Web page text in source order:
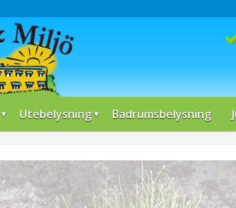
Utebelysning Badrumsbelysning